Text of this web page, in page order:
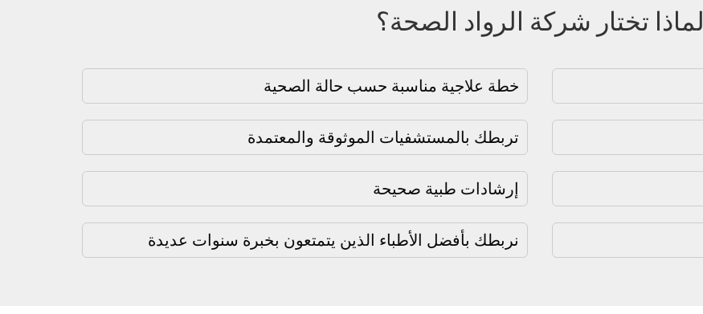
لماذا تختار شركة الرواد الصحة؟
خطة علاجية مناسبة حسب حالة الصحية
تربطك بالمستشفيات الموثوقة والمعتمدة
إرشادات طبية صحيحة
نربطك بأفضل الأطباء الذين يتمتعون بخبرة سنوات عديدة